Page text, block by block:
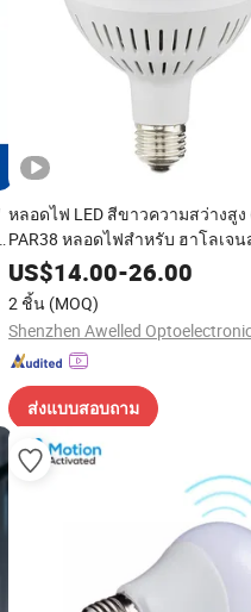
หลอดไฟ LED สีขาวความสว่างสูง
PAR38 หลอดไฟสำหรับ ฮาโลเจน
US$14.00-26.00
2 ชิ้น (MOQ)
ส่งแบบสอบถาม